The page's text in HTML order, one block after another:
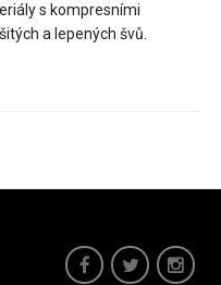
s kompresními
a lepených švů.